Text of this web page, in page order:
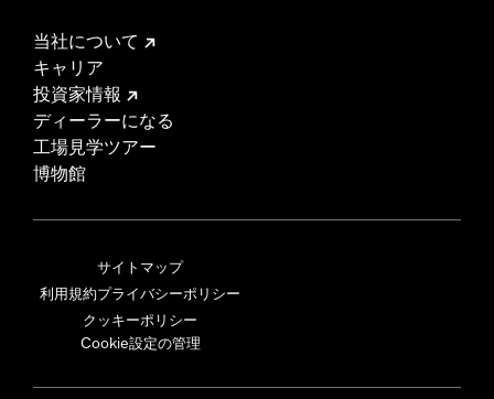
当社について
キャリア
投資家情報
ディーラーになる
工場見学ツアー
博物館
サイトマップ
利用規約プライバシーポリシー
クッキーポリシー
Cookie設定の管理